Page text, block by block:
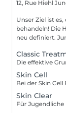
12, Rue Hiehl
Unser Ziel ist
behandeln! Die
neu definiert.
Classic
Skin Cell
Skin Clear
Für Jugendliche